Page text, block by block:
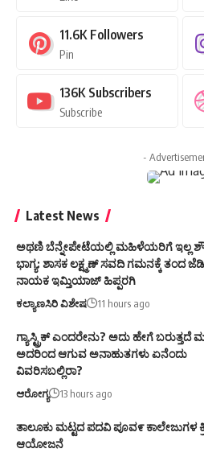
136K Subscribers
Subscribe
-
ಭಾಗ್ಯ: ಶಾಸಕ ಲಕ್ಷ್ಮಣ್ ಸವದಿ ಗಮನಕ್ಕೆ ತಂದ
ನಾಯಕ ಇಮ್ತಿಯಾಜ್ ಹಿಪ್ಪರಗಿ
ಕಲ್ಯಾಣಸಿರಿ ವಿಶೇಷ 11 hours ago
ಗ್ಯಾಸ್ಟ್ರಿಕ್ ಎಂದರೇನು? ಅದು ಹೇಗೆ ಬರುತ್ತದೆ
ಅದರಿಂದ ಆಗುವ ಅನಾಹುತಗಳು ಏನೆಂದು
ವಿವರಿಸಬಲ್ಲಿರಾ?
ಆರೋಗ್ಯ 13 hours ago
ತಾಲೂಕು ಮಟ್ಟದ ಪದವಿ ಪೂವ೯ ಕಾಲೇಜುಗಳ
ಆಯೋಜನೆ
ಲಿಂಗಾಯತ” ಎಂಬ ಪದ ಏಕೆ? ಧರ್ಮದ